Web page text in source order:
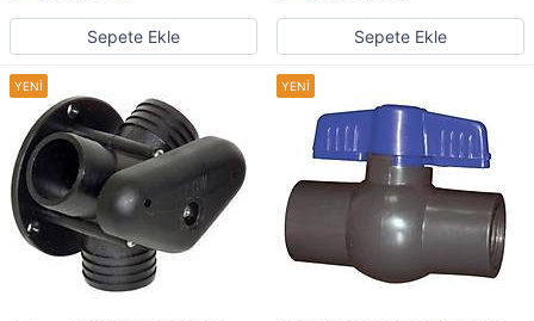
Sepete Ekle Sepete Ekle